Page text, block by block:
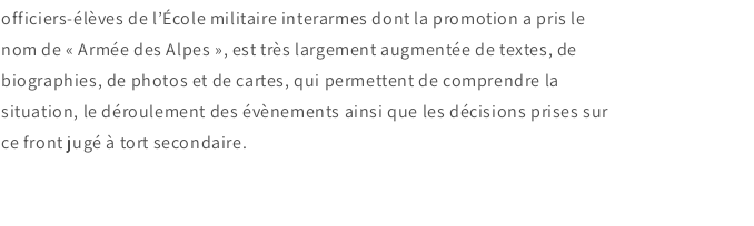
officiers-élèves de l’École militaire interarmes dont la promotion a pris le
nom de « Armée des Alpes », est très largement augmentée de textes, de
biographies, de photos et de cartes, qui permettent de comprendre la
situation, le déroulement des évènements ainsi que les décisions prises sur
ce front jugé à tort secondaire.